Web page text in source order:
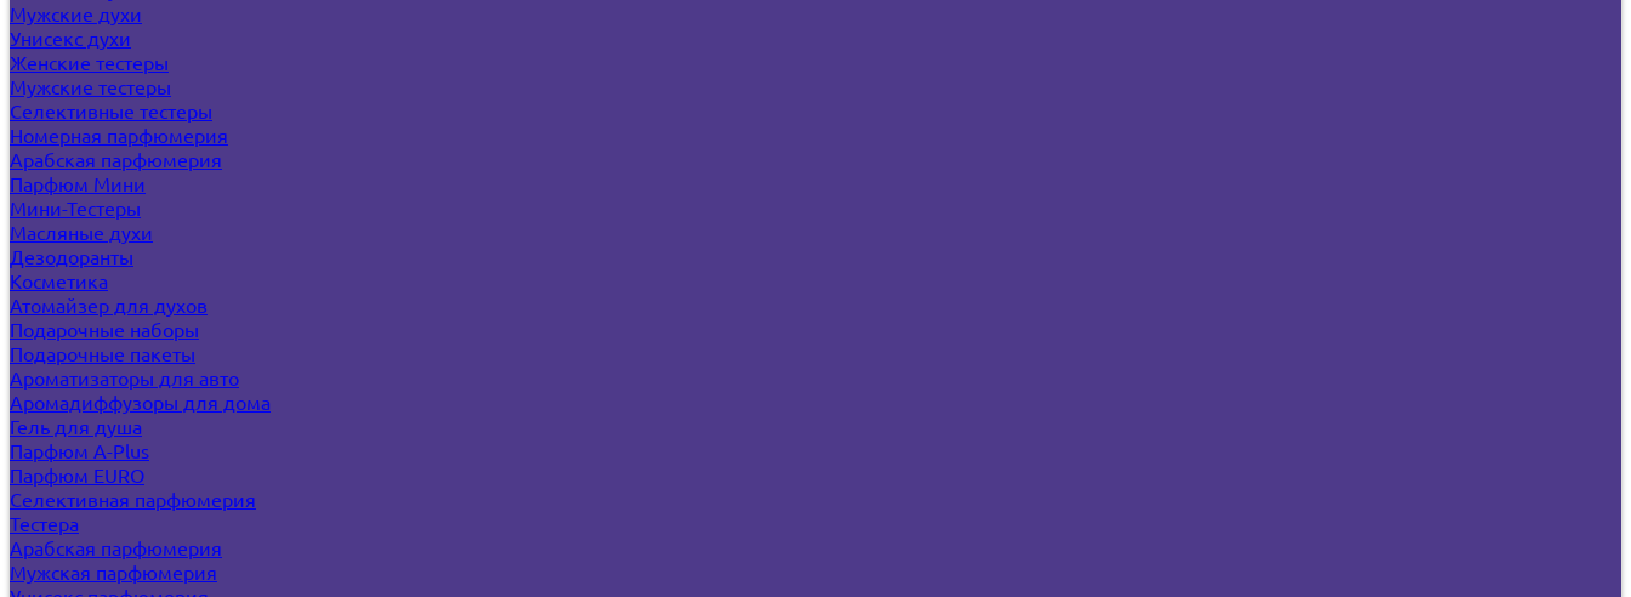
Мужские духи
Унисекс духи
Женские тестеры
Мужские тестеры
Селективные тестеры
Номерная парфюмерия
Арабская парфюмерия
Парфюм Мини
Мини-Тестеры
Масляные духи
Дезодоранты
Косметика
Атомайзер для духов
Подарочные наборы
Подарочные пакеты
Ароматизаторы для авто
Аромадиффузоры для дома
Гель для душа
Парфюм A-Plus
Парфюм EURO
Селективная парфюмерия
Тестера
Арабская парфюмерия
Мужская парфюмерия